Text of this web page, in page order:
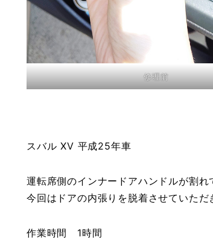
修理前
スバル XV 平成25年車
運転席側のインナードアハンドルが割れ
今回はドアの内張りを脱着させていただ
作業時間 1時間